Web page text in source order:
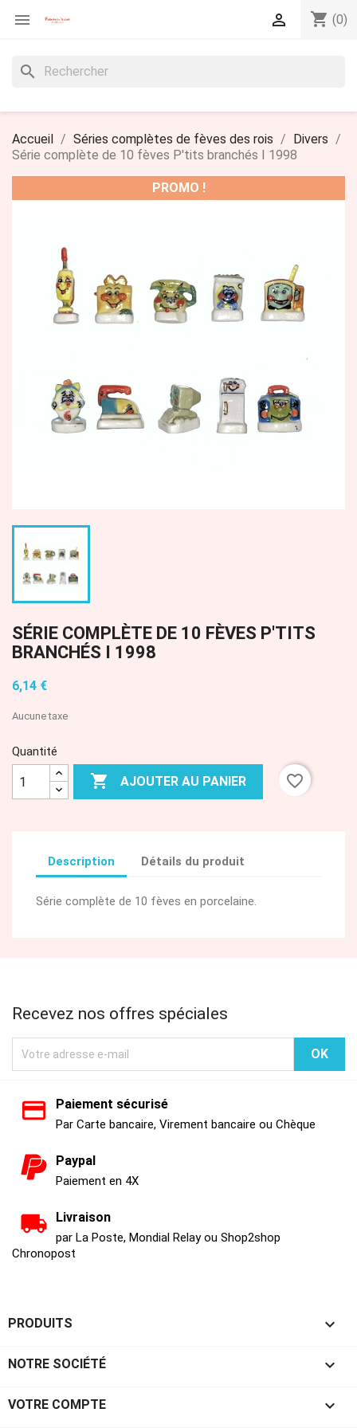
 shopping_cart (0)

search
Accueil Séries complètes de fèves des rois
Divers
Série complète de 10 fèves P'tits branchés I 1998
PROMO !
SÉRIE COMPLÈTE DE 10 FÈVES P'TITS
BRANCHÉS I 1998
6,14 €
Aucune taxe
Quantité
 AJOUTER AU PANIER favorite_border
Description Détails du produit
Série complète de 10 fèves en porcelaine.
Recevez nos offres spéciales
Paiement sécurisé
Par Carte bancaire, Virement bancaire ou Chèque
Paypal
Paiement en 4X
Livraison
par La Poste, Mondial Relay ou Shop2shop
Chronopost
PRODUITS 
NOTRE SOCIÉTÉ 
VOTRE COMPTE 